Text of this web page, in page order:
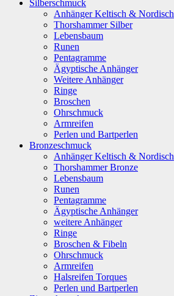
Silberschmuck
Anhänger Keltisch & Nordisch
Thorshammer Silber
Lebensbaum
Runen
Pentagramme
Ägyptische Anhänger
Weitere Anhänger
Ringe
Broschen
Ohrschmuck
Armreifen
Perlen und Bartperlen
Bronzeschmuck
Anhänger Keltisch & Nordisch
Thorshammer Bronze
Lebensbaum
Runen
Pentagramme
Ägyptische Anhänger
weitere Anhänger
Ringe
Broschen & Fibeln
Ohrschmuck
Armreifen
Halsreifen Torques
Perlen und Bartperlen